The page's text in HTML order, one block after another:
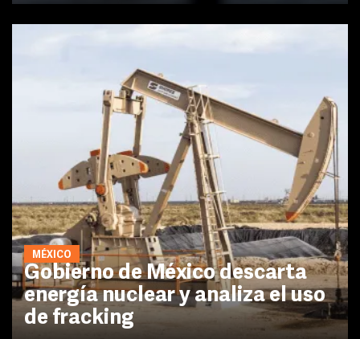
MÉXICO
Gobierno de México descarta
energía nuclear y analiza el uso
de fracking